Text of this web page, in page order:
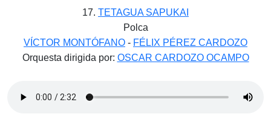
17. TETAGUA SAPUKAI
Polca
VÍCTOR MONTÓFANO - FÉLIX PÉREZ CARDOZO
Orquesta dirigida por: OSCAR CARDOZO OCAMPO